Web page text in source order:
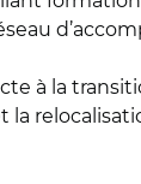
à la
la